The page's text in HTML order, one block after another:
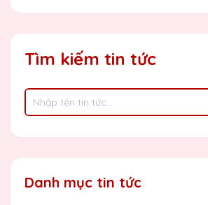
Tìm kiếm tin tức
Danh mục tin tức